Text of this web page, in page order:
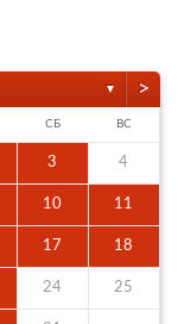
▼ >
СБ ВС
3 4
10 11
17 18
24 25